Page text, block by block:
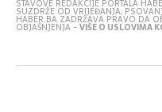
STAVOVE REDAKCIJE PORTALA
SUZDRŽE OD VRIJEĐANJA,
HABER.BA ZADRŽAVA PRAVO DA
OBJAŠNJENJA -VIŠE O USLOVIMA